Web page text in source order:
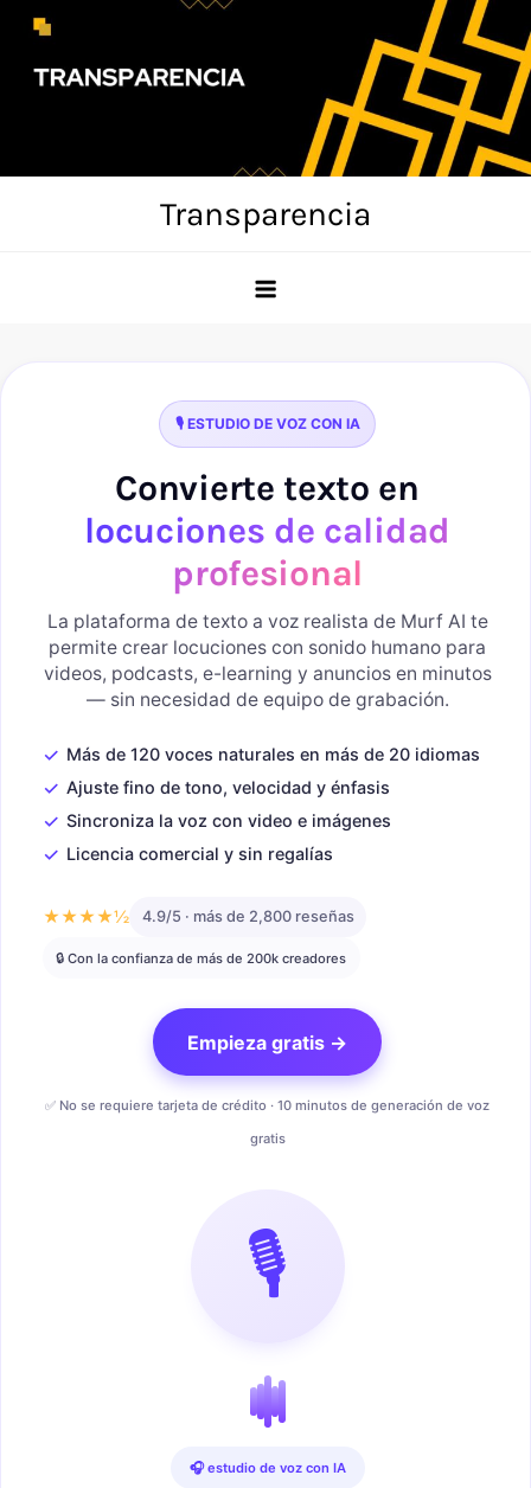
Skip
content
Transparencia
🎙️ ESTUDIO DE VOZ CON IA
Convierte texto en
locuciones de calidad
profesional
La plataforma de texto a voz realista de Murf AI te
permite crear locuciones con sonido humano para
videos, podcasts, e-learning y anuncios en minutos
— sin necesidad de equipo de grabación.
✓ Más de 120 voces naturales en más de 20 idiomas
✓ Ajuste fino de tono, velocidad y énfasis
✓ Sincroniza la voz con video e imágenes
✓ Licencia comercial y sin regalías
★★★★½ 4.9/5 · más de 2,800 reseñas
🔒 Con la confianza de más de 200k creadores
Empieza gratis →
✅ No se requiere tarjeta de crédito · 10 minutos de generación de voz
gratis
🎙️
🎧 estudio de voz con IA